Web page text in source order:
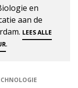
en
aan de
LEES ALLE
.